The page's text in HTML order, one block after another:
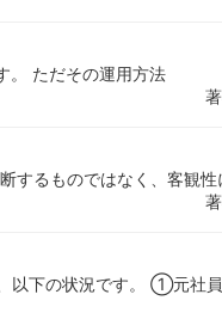
。 ただその運用方法
するものではなく、客観性
以下の状況です。 ①元社